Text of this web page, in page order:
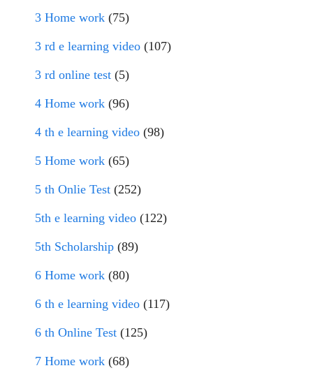
3 Home work (75)
3 rd e learning video (107)
3 rd online test (5)
4 Home work (96)
4 th e learning video (98)
5 Home work (65)
5 th Onlie Test (252)
5th e learning video (122)
5th Scholarship (89)
6 Home work (80)
6 th e learning video (117)
6 th Online Test (125)
7 Home work (68)